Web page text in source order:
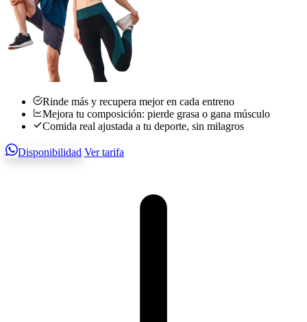
Rinde más y recupera mejor en cada entreno
Mejora tu composición: pierde grasa o gana músculo
Comida real ajustada a tu deporte, sin milagros
Disponibilidad Ver tarifa